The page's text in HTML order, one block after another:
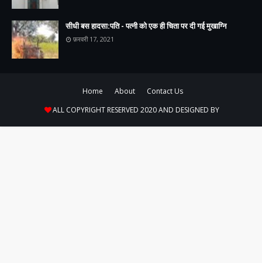
सीधी बस हादसा:पति - पत्नी को एक ही चिता पर दी गई मुखाग्नि
फ़रवरी 17, 2021
Home About
Contact Us
ALL COPYRIGHT RESERVED 2020 AND DESIGNED BY